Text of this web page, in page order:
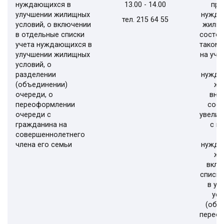
нуждающихся в
улучшении жилищных
условий, о включении
в отдельные списки
учета нуждающихся в
улучшении жилищных
условий, о
разделении
(объединении)
очереди, о
переоформлении
очереди с
гражданина на
совершеннолетнего
члена его семьи
13.00 - 14.00
тел. 215 64 55
таком
на
с
в